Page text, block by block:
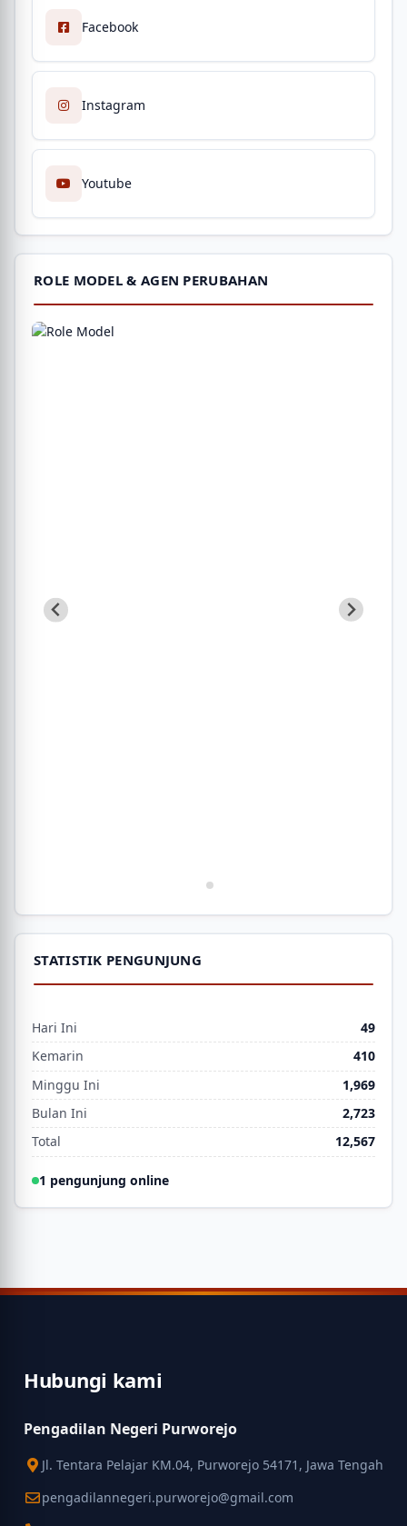
Facebook
Instagram
Youtube
ROLE MODEL & AGEN PERUBAHAN
STATISTIK PENGUNJUNG
Hari Ini
49
Kemarin
410
Minggu Ini
1,969
Bulan Ini
2,723
Total
12,567
1 pengunjung online
Hubungi kami
Pengadilan Negeri Purworejo
Jl. Tentara Pelajar KM.04, Purworejo 54171, Jawa Tengah
pengadilannegeri.purworejo@gmail.com